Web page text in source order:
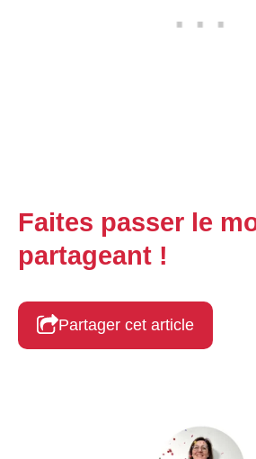
Faites passer le
partageant !
Partager cet article